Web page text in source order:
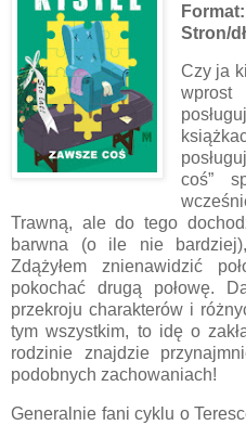
Format:
Stron/
Czy ja
coś”
Trawną, ale do tego
barwna (o ile nie
Zdążyłem znienawidzić
pokochać drugą połowę.
przekroju charakterów i
tym wszystkim, to idę o
rodzinie znajdzie
podobnych zachowaniach!
Generalnie fani cyklu o